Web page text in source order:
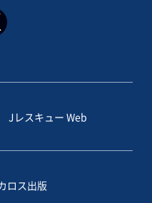
Jレスキュー Web
ロス出版